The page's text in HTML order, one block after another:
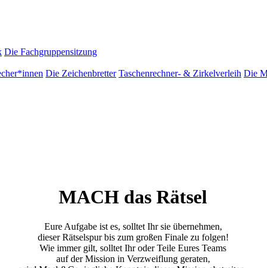
Die Fachgruppensitzung
Die Zeichenbretter Taschenrechner- & Zirkelverleih Die
MACH das Rätsel
Eure Aufgabe ist es, solltet Ihr sie übernehmen,
dieser Rätselspur bis zum großen Finale zu folgen!
Wie immer gilt, solltet Ihr oder Teile Eures Teams
auf der Mission in Verzweiflung geraten,